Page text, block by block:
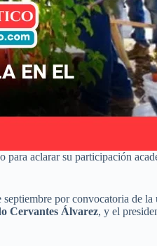
para aclarar su participación
por convocatoria de
Cervantes Álvarez, y el